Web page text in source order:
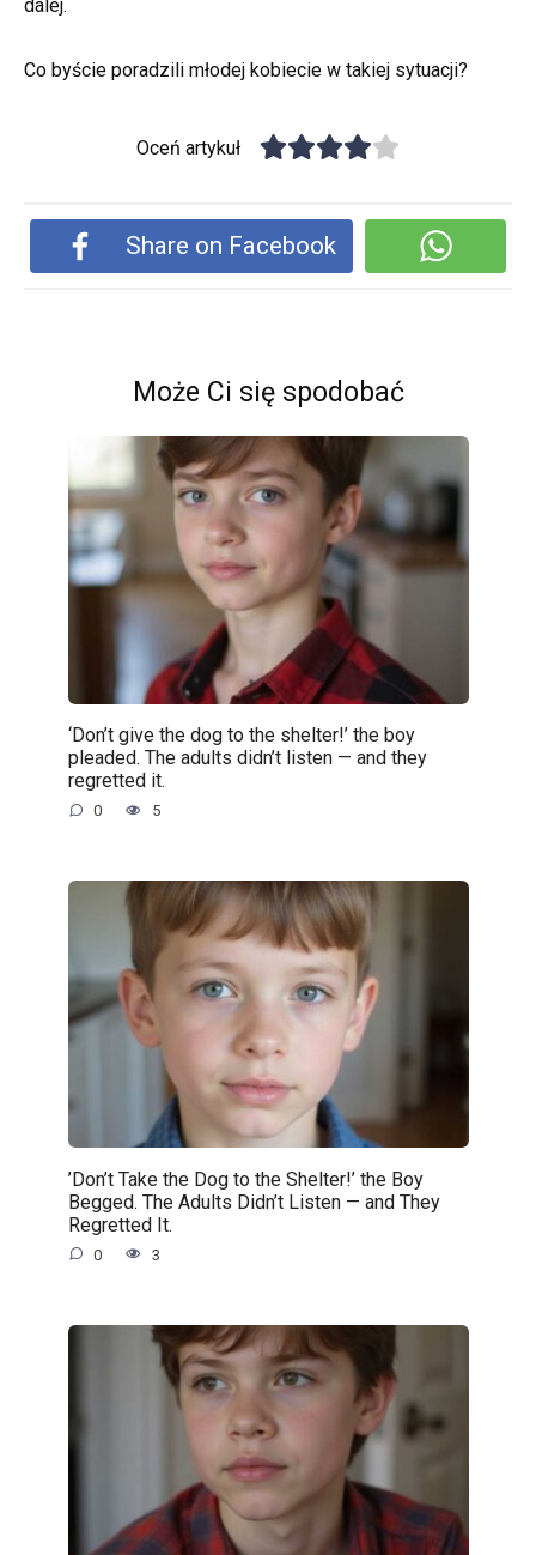
dalej.
Co byście poradzili młodej kobiecie w takiej sytuacji?
Oceń artykuł
Share on Facebook
Może Ci się spodobać
‘Don’t give the dog to the shelter!’ the boy
pleaded. The adults didn’t listen — and they
regretted it.
0 5
’Don’t Take the Dog to the Shelter!’ the Boy
Begged. The Adults Didn’t Listen — and They
Regretted It.
0 3